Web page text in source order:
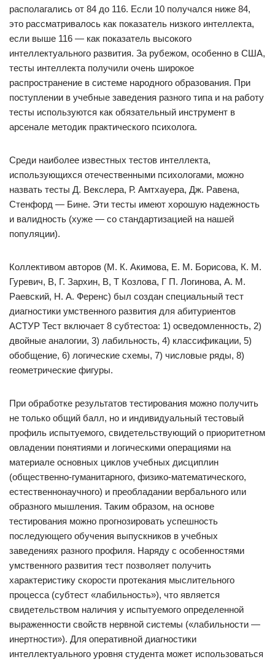
располагались от 84 до 116. Если 10 получался ниже 84,
это рассматривалось как показатель низкого интеллекта,
если выше 116 — как показатель высокого
интеллектуального развития. За рубежом, особенно в США,
тесты интеллекта получили очень широкое
распространение в системе народного образования. При
поступлении в учебные заведения разного типа и на работу
тесты используются как обязательный инструмент в
арсенале методик практического психолога.
Среди наиболее известных тестов интеллекта,
использующихся отечественными психологами, можно
назвать тесты Д. Векслера, Р. Амтхауера, Дж. Равена,
Стенфорд — Бине. Эти тесты имеют хорошую надежность
и валидность (хуже — со стандартизацией на нашей
популяции).
Коллективом авторов (М. К. Акимова, Е. М. Борисова, К. М.
Гуревич, В, Г. Зархин, В, Т Козлова, Г П. Логинова, А. М.
Раевский, Н. А. Ференс) был создан специальный тест
диагностики умственного развития для абитуриентов
АСТУР Тест включает 8 субтестоа: 1) осведомленность, 2)
двойные аналогии, 3) лабильность, 4) классификации, 5)
обобщение, 6) логические схемы, 7) числовые ряды, 8)
геометрические фигуры.
При обработке результатов тестирования можно получить
не только общий балл, но и индивидуальный тестовый
профиль испытуемого, свидетельствующий о приоритетном
овладении понятиями и логическими операциями на
материале основных циклов учебных дисциплин
(общественно-гуманитарного, физико-математического,
естественнонаучного) и преобладании вербального или
образного мышления. Таким образом, на основе
тестирования можно прогнозировать успешность
последующего обучения выпускников в учебных
заведениях разного профиля. Наряду с особенностями
умственного развития тест позволяет получить
характеристику скорости протекания мыслительного
процесса (субтест «лабильность»), что является
свидетельством наличия у испытуемого определенной
выраженности свойств нервной системы («лабильности —
инертности»). Для оперативной диагностики
интеллектуального уровня студента может использоваться